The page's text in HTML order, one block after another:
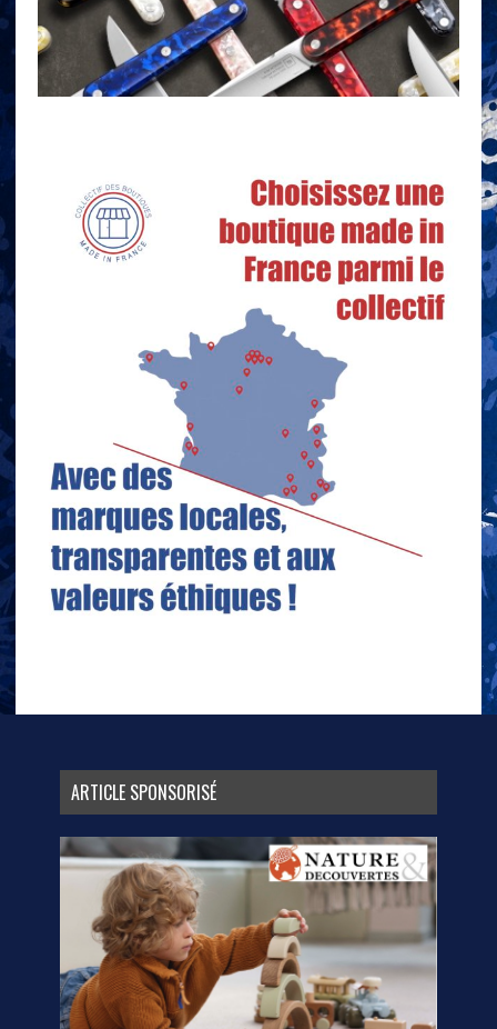
ARTICLE SPONSORISÉ